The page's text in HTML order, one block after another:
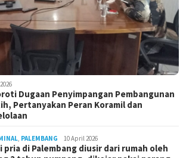
Dugaan Penyimpangan Pembangunan
Pertanyakan Peran Koramil dan
, PALEMBANG 10 April 2026
pria di Palembang diusir dari rumah oleh